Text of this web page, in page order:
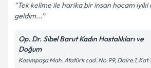
Tek kelime ile harika bir insan hocam iyiki
geldim...
Op. Dr. Sibel Barut Kadın Hastalıkları ve
Doğum
Kasımpaşa Mah. Atatürk cad. No:99, Daire:1,